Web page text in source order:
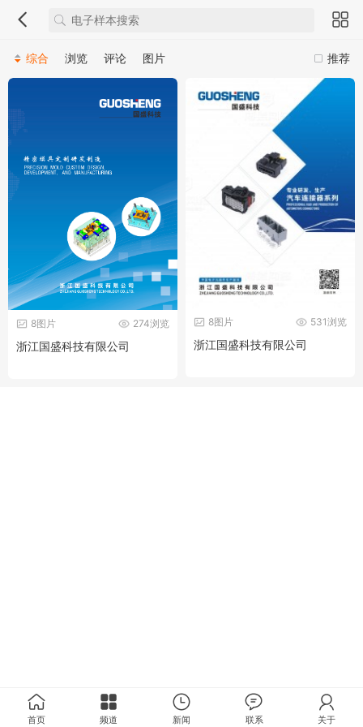
推荐
综合 浏览 评论 图片
274浏览
8图片
浙江国盛科技有限公司
531浏览
8图片
浙江国盛科技有限公司
首页 频道 新闻 联系 关于